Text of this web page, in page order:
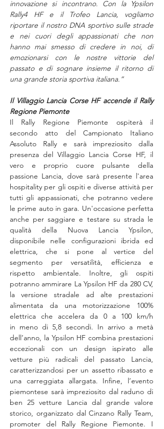
innovazione si incontrano. Con la Ypsilon
Rally4 HF e il Trofeo Lancia, vogliamo
riportare il nostro DNA sportivo sulle strade
e nei cuori degli appassionati che non
hanno mai smesso di credere in noi, di
emozionarsi con le nostre vittorie del
passato e di sognare insieme il ritorno di
una grande storia sportiva italiana.”
Il Villaggio Lancia Corse HF accende il Rally
Regione Piemonte
Il Rally Regione Piemonte ospiterà il
secondo atto del Campionato Italiano
Assoluto Rally e sarà impreziosito dalla
presenza del Villaggio Lancia Corse HF, il
vero e proprio cuore pulsante della
passione Lancia, dove sarà presente l'area
hospitality per gli ospiti e diverse attività per
tutti gli appassionati, che potranno vedere
le prime auto in gara. Un'occasione perfetta
anche per saggiare e testare su strada le
qualità della Nuova Lancia Ypsilon,
disponibile nelle configurazioni ibrida ed
elettrica, che si pone al vertice del
segmento per versatilità, efficienza e
rispetto ambientale. Inoltre, gli ospiti
potranno ammirare La Ypsilon HF da 280 CV,
la versione stradale ad alte prestazioni
alimentata da una motorizzazione 100%
elettrica che accelera da 0 a 100 km/h
in meno di 5,8 secondi. In arrivo a metà
dell’anno, la Ypsilon HF combina prestazioni
eccezionali con un design ispirato alle
vetture più radicali del passato Lancia,
caratterizzandosi per un assetto ribassato e
una carreggiata allargata. Infine, l’evento
piemontese sarà impreziosito dal raduno di
ben 25 vetture Lancia dal grande valore
storico, organizzato dal Cinzano Rally Team,
promoter del Rally Regione Piemonte. I